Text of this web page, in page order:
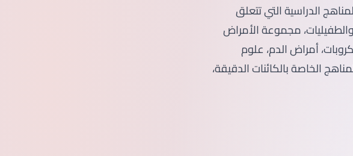
الدراسية التي تتعلق
مجموعة الأمراض
أمراض الدم، علوم
الخاصة بالكائنات الدقيقة،